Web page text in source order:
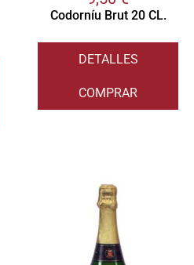
Codorníu Brut 20 CL.
DETALLES
COMPRAR